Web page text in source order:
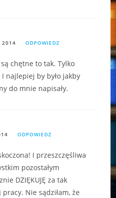
2014 ODPOWIEDZ
chętne to tak. Tylko
najlepiej by było jakby
do mnie napisały.
ODPOWIEDZ
I przeszczęśliwa
pozostałym
DZIĘKUJĘ za tak
Nie sądziłam, że